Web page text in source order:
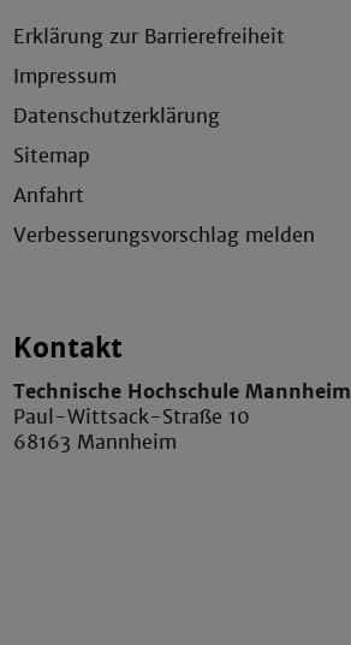
Erklärung zur Barrierefreiheit
Impressum
Datenschutzerklärung
Sitemap
Anfahrt
Verbesserungsvorschlag melden
Kontakt
Technische Hochschule Mannheim
Paul-Wittsack-Straße 10
68163 Mannheim